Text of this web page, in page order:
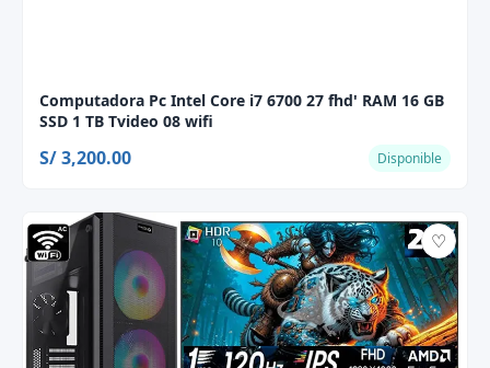
Computadora Pc Intel Core i7 6700 27 fhd' RAM 16 GB
SSD 1 TB Tvideo 08 wifi
S/ 3,200.00 Disponible
♡